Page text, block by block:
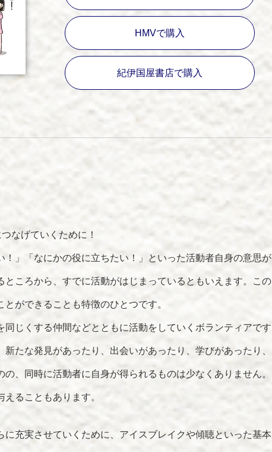
HMVで購入
紀伊国屋書店で購入
なげていくために！
」「なにかの役に立ちたい！」といった活動者自身の意思が
ころから、すでに活動がはじまっているともいえます。この
ができることも特徴のひとつです。
じくする仲間などとともに活動をしていくボランティアです
たな発見があったり、出会いがあったり、学びがあったり、
、同時に活動者に自身が得られるものは少なくありません。
ることもあります。
充実させていくために、アイスブレイクや傾聴といった基本